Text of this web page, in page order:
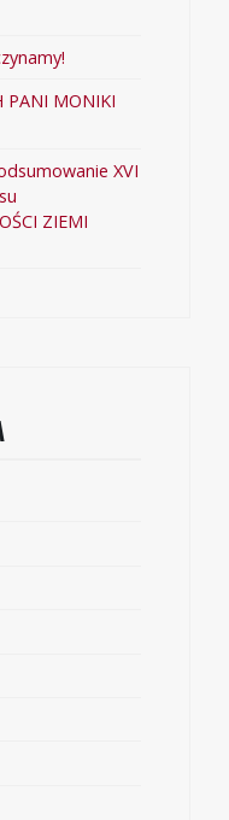
PANI MONIKI
XVI
ZIEMI